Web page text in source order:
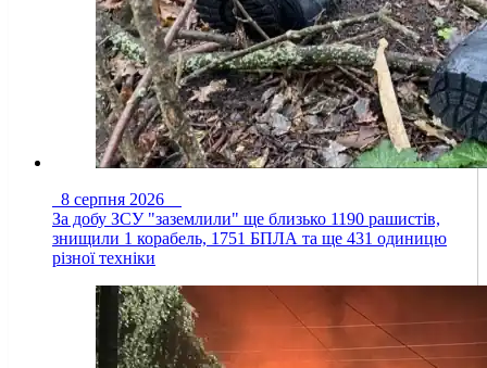
8 серпня 2026
За добу ЗСУ "заземлили" ще близько 1190 рашистів,
знищили 1 корабель, 1751 БПЛА та ще 431 одиницю
різної техніки